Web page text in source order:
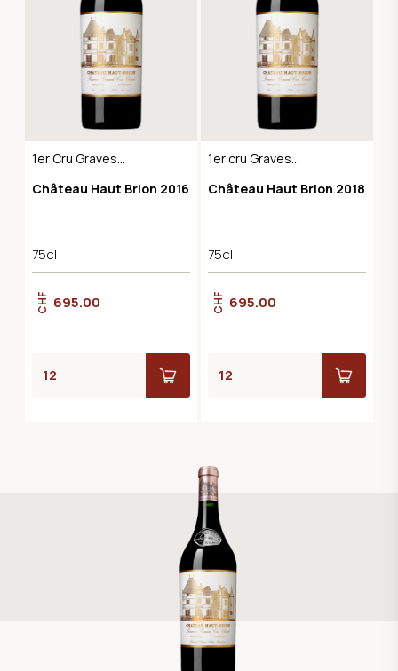
1er Cru Graves
Pessac-Léognan
Château Haut Brion 2016
75cl
CHF 695.00
1er cru Graves
Pessac-Léognan
Château Haut Brion 2018
75cl
CHF 695.00